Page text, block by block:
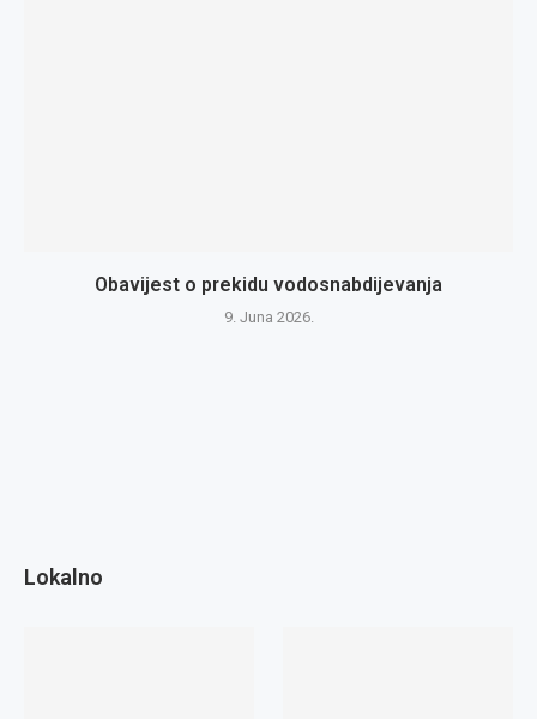
Obavijest o prekidu vodosnabdijevanja
9. Juna 2026.
Lokalno